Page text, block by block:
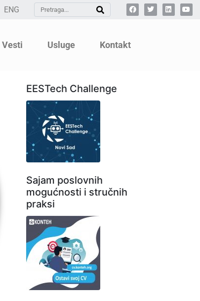
ENG
Vesti Usluge Kontakt
EESTech Challenge
Sajam poslovnih
mogućnosti i stručnih
praksi